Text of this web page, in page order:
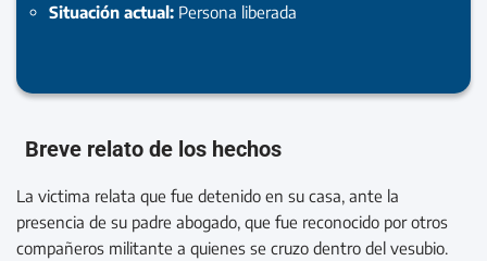
Situación actual: Persona liberada
Breve relato de los hechos
La victima relata que fue detenido en su casa, ante la
presencia de su padre abogado, que fue reconocido por otros
compañeros militante a quienes se cruzo dentro del vesubio.